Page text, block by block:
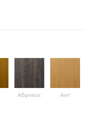
Абрикос Ант